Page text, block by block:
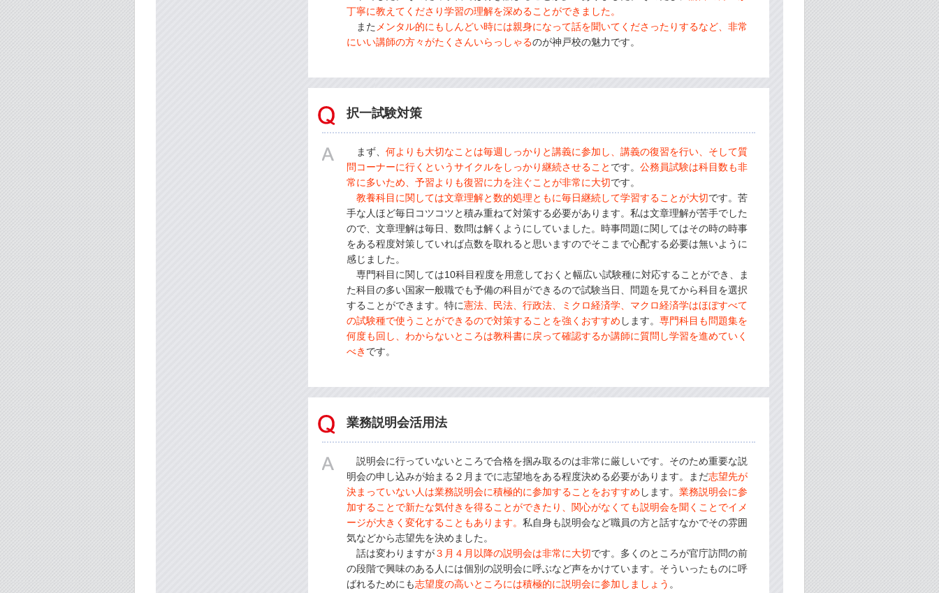
丁寧に教えてくださり学習の理解を深めることができました。
また メンタル的にもしんどい時には親身になって話を聞いてくださったりするなど、非常
にいい講師の方々がたくさんいらっしゃるのが神戸校の魅力です。
択一試験対策
まず、 何よりも大切なことは毎週しっかりと講義に参加し、講義の復習を行い、そして質
問コーナーに行くというサイクルをしっかり継続させること です。 公務員試験は科目数も非
常に多いため、予習よりも復習に力を注ぐことが非常に大切です。
教養科目に関しては文章理解と数的処理ともに毎日継続して学習することが大切です。苦
手な人ほど毎日コツコツと積み重ねて対策する必要があります。私は文章理解が苦手でした
ので、文章理解は毎日、数問は解くようにしていました。時事問題に関してはその時の時事
をある程度対策していれば点数を取れると思いますのでそこまで心配する必要は無いように
感じました。
専門科目に関しては10科目程度を用意しておくと幅広い試験種に対応することができ、ま
た科目の多い国家一般職でも予備の科目ができるので試験当日、問題を見てから科目を選択
することができます。特に憲法、民法、行政法、ミクロ経済学、マクロ経済学はほぼすべて
の試験種で使うことができるので対策することを強くおすすめ します。 専門科目も問題集を
何度も回し、わからないところは教科書に戻って確認するか講師に質問し学習を進めていく
べき です。
業務説明会活用法
説明会に行っていないところで合格を掴み取るのは非常に厳しいです。そのため重要な説
明会の申し込みが始まる２月までに志望地をある程度決める必要があります。まだ志望先が
決まっていない人は業務説明会に積極的に参加することをおすすめ します。 業務説明会に参
加することで新たな気付きを得ることができたり、関心がなくても説明会を聞くことでイメ
ージが大きく変化することもあります。 私自身も説明会など職員の方と話すなかでその雰囲
気などから志望先を決めました。
話は変わりますが３月４月以降の説明会は非常に大切です。多くのところが官庁訪問の前
の段階で興味のある人には個別の説明会に呼ぶなど声をかけています。そういったものに呼
ばれるためにも志望度の高いところには積極的に説明会に参加しましょう 。